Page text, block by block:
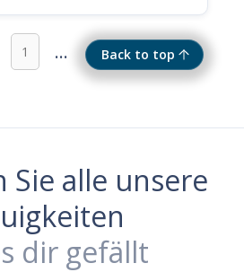
Back to top
1 ...
Sie alle unsere
dir gefällt